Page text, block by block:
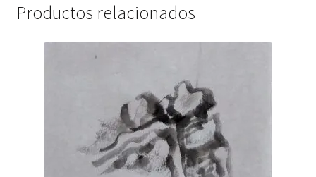
Productos relacionados